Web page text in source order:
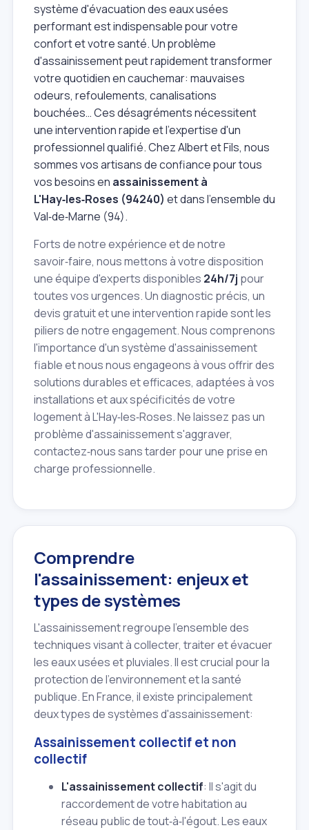
système d'évacuation des eaux usées
performant est indispensable pour votre
confort et votre santé. Un problème
d'assainissement peut rapidement transformer
votre quotidien en cauchemar: mauvaises
odeurs, refoulements, canalisations
bouchées… Ces désagréments nécessitent
une intervention rapide et l'expertise d'un
professionnel qualifié. Chez Albert et Fils, nous
sommes vos artisans de confiance pour tous
vos besoins en assainissement à
L'Hay‑les‑Roses (94240) et dans l'ensemble du
Val‑de‑Marne (94).
Forts de notre expérience et de notre
savoir‑faire, nous mettons à votre disposition
une équipe d'experts disponibles 24h/7j pour
toutes vos urgences. Un diagnostic précis, un
devis gratuit et une intervention rapide sont les
piliers de notre engagement. Nous comprenons
l'importance d'un système d'assainissement
fiable et nous nous engageons à vous offrir des
solutions durables et efficaces, adaptées à vos
installations et aux spécificités de votre
logement à L'Hay‑les‑Roses. Ne laissez pas un
problème d'assainissement s'aggraver,
contactez‑nous sans tarder pour une prise en
charge professionnelle.
Comprendre
l'assainissement: enjeux et
types de systèmes
L'assainissement regroupe l'ensemble des
techniques visant à collecter, traiter et évacuer
les eaux usées et pluviales. Il est crucial pour la
protection de l'environnement et la santé
publique. En France, il existe principalement
deux types de systèmes d'assainissement:
Assainissement collectif et non
collectif
L'assainissement collectif: Il s'agit du
raccordement de votre habitation au
réseau public de tout‑à‑l'égout. Les eaux